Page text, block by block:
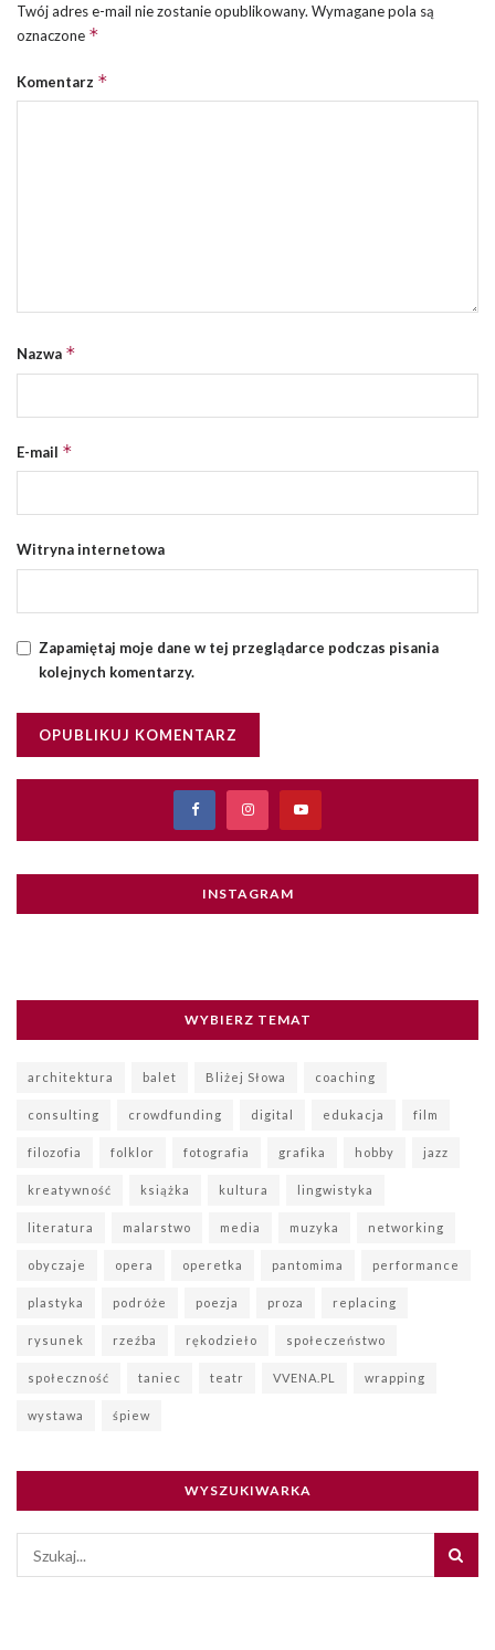
Twój adres e-mail nie zostanie opublikowany. Wymagane pola są
oznaczone *
Komentarz *
Nazwa *
E-mail *
Witryna internetowa
Zapamiętaj moje dane w tej przeglądarce podczas pisania
kolejnych komentarzy.
INSTAGRAM
WYBIERZ TEMAT
architektura balet Bliżej Słowa coaching
consulting crowdfunding digital edukacja film
filozofia folklor fotografia grafika hobby jazz
kreatywność książka kultura lingwistyka
literatura malarstwo media muzyka networking
obyczaje opera operetka pantomima performance
plastyka podróże poezja proza replacing
rysunek rzeźba rękodzieło społeczeństwo
społeczność taniec teatr VVENA.PL wrapping
wystawa śpiew
WYSZUKIWARKA